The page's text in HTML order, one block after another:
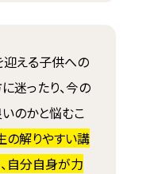
える子供への
迷ったり、今の
のかと悩むこ
の解りやすい講
自分自身が力